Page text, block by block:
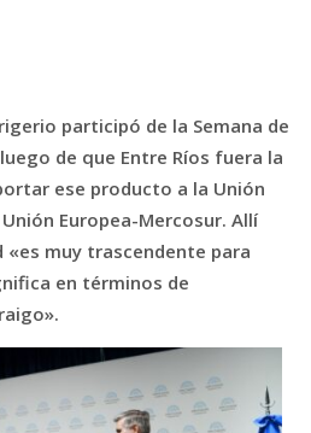
participó de la Semana de
de que Entre Ríos fuera la
ese producto a la Unión
Europea-Mercosur. Allí
muy trascendente para
en términos de